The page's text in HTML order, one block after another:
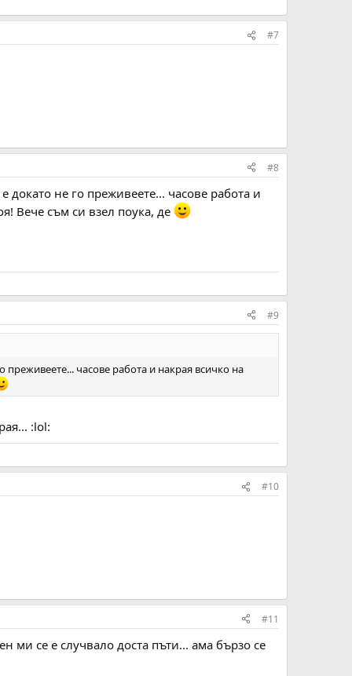
#7
#8
не го преживеете... часове работа и
Вече съм си взел поука, де
#9
часове работа и накрая всичко на
:lol:
#10
#11
ми се е случвало доста пъти... ама бързо се